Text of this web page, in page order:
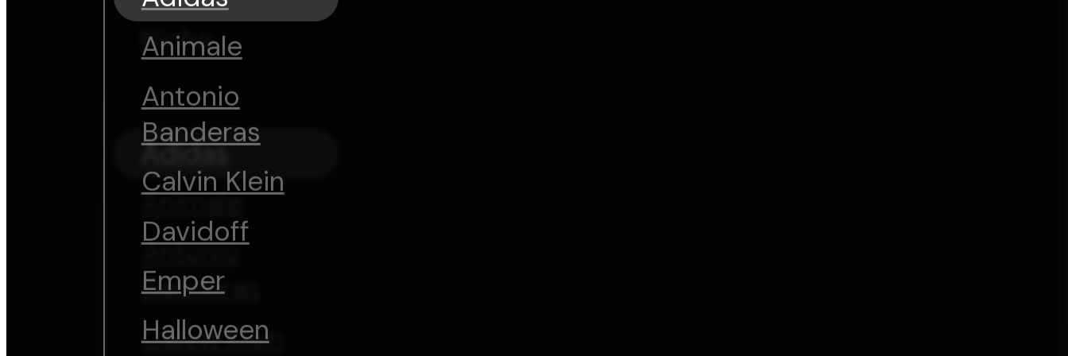
Niche
Adidas
Animale
Antonio
Banderas
Calvin Klein
Animale
Antonio
Banderas
Calvin Klein
Davidoff
Emper
Halloween